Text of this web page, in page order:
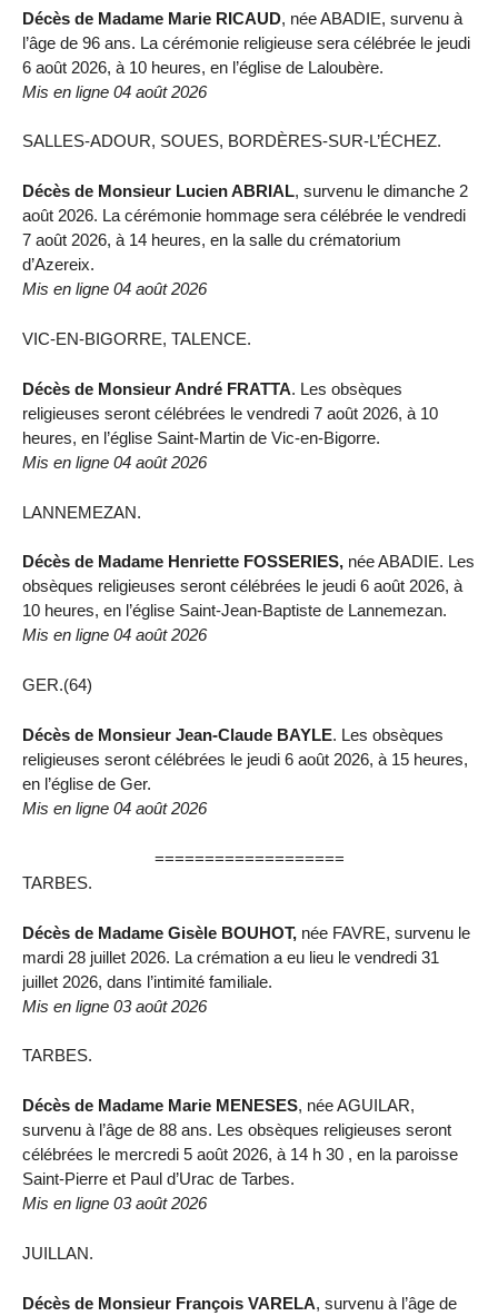
Décès de Madame Marie RICAUD, née ABADIE, survenu à
l’âge de 96 ans. La cérémonie religieuse sera célébrée le jeudi
6 août 2026, à 10 heures, en l’église de Laloubère.
Mis en ligne 04 août 2026
SALLES-ADOUR, SOUES, BORDÈRES-SUR-L’ÉCHEZ.
Décès de Monsieur Lucien ABRIAL, survenu le dimanche 2
août 2026. La cérémonie hommage sera célébrée le vendredi
7 août 2026, à 14 heures, en la salle du crématorium
d’Azereix.
Mis en ligne 04 août 2026
VIC-EN-BIGORRE, TALENCE.
Décès de Monsieur André FRATTA. Les obsèques
religieuses seront célébrées le vendredi 7 août 2026, à 10
heures, en l’église Saint-Martin de Vic-en-Bigorre.
Mis en ligne 04 août 2026
LANNEMEZAN.
Décès de Madame Henriette FOSSERIES, née ABADIE. Les
obsèques religieuses seront célébrées le jeudi 6 août 2026, à
10 heures, en l’église Saint-Jean-Baptiste de Lannemezan.
Mis en ligne 04 août 2026
GER.(64)
Décès de Monsieur Jean-Claude BAYLE. Les obsèques
religieuses seront célébrées le jeudi 6 août 2026, à 15 heures,
en l’église de Ger.
Mis en ligne 04 août 2026
===================
TARBES.
Décès de Madame Gisèle BOUHOT, née FAVRE, survenu le
mardi 28 juillet 2026. La crémation a eu lieu le vendredi 31
juillet 2026, dans l’intimité familiale.
Mis en ligne 03 août 2026
TARBES.
Décès de Madame Marie MENESES, née AGUILAR,
survenu à l’âge de 88 ans. Les obsèques religieuses seront
célébrées le mercredi 5 août 2026, à 14 h 30 , en la paroisse
Saint-Pierre et Paul d’Urac de Tarbes.
Mis en ligne 03 août 2026
JUILLAN.
Décès de Monsieur François VARELA, survenu à l’âge de